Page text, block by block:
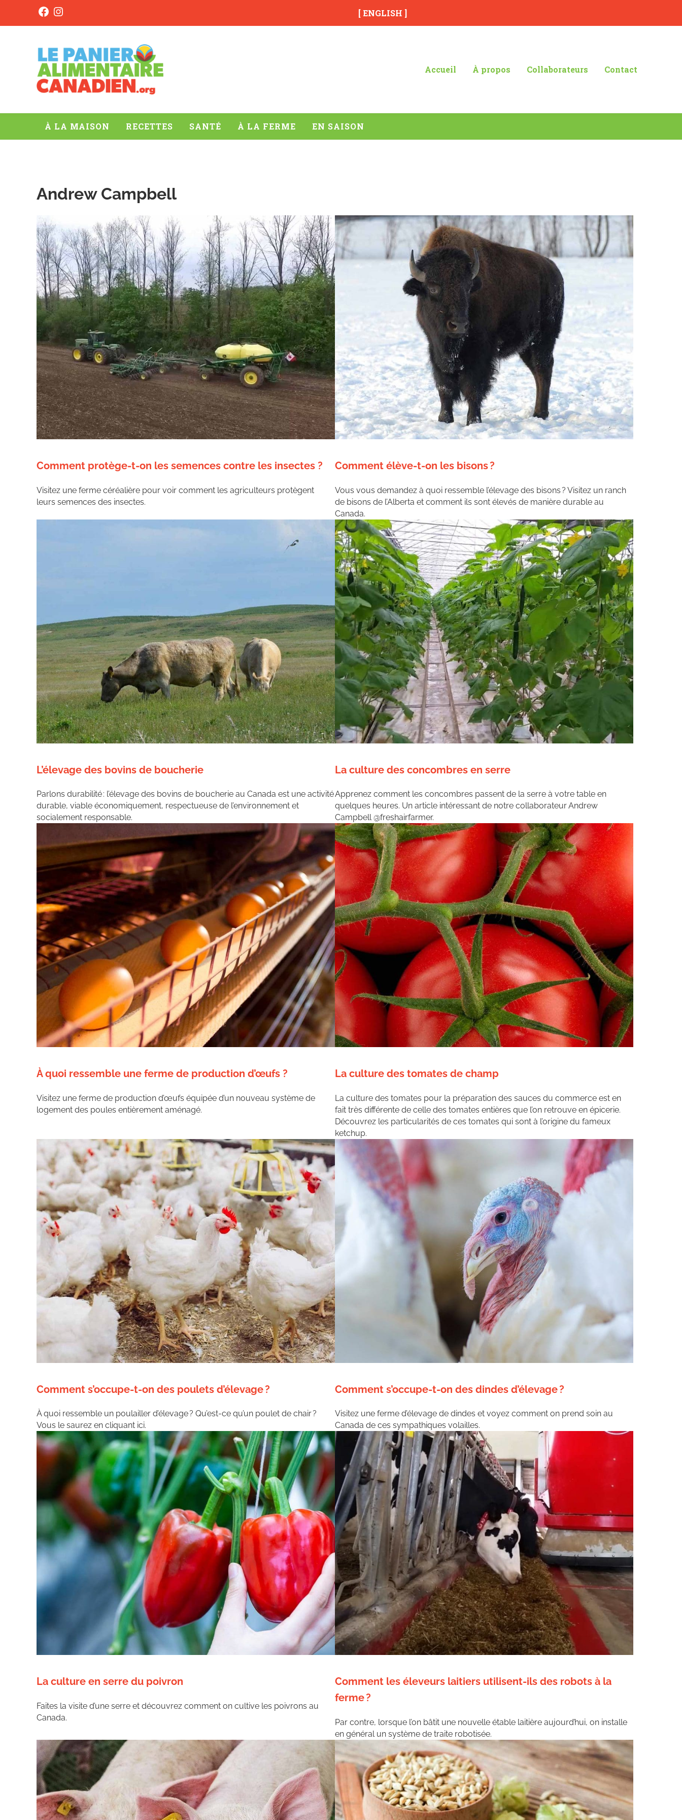
Skip to main content
Skip to header right navigation
Skip to after header navigation
Skip to site footer
Facebook
Instagram [ ENGLISH ]
Accueil À propos Collaborateurs Contact
À LA MAISON RECETTES SANTÉ À LA FERME EN SAISON
Andrew Campbell
Comment protège-t-on les semences contre les insectes ?
Visitez une ferme céréalière pour voir comment les agriculteurs protègent
leurs semences des insectes.
Comment élève-t-on les bisons ?
Vous vous demandez à quoi ressemble l’élevage des bisons ? Visitez un ranch
de bisons de l’Alberta et comment ils sont élevés de manière durable au
Canada.
L’élevage des bovins de boucherie
Parlons durabilité : l’élevage des bovins de boucherie au Canada est une activité
durable, viable économiquement, respectueuse de l’environnement et
socialement responsable.
La culture des concombres en serre
Apprenez comment les concombres passent de la serre à votre table en
quelques heures. Un article intéressant de notre collaborateur Andrew
Campbell @freshairfarmer.
À quoi ressemble une ferme de production d’œufs ?
Visitez une ferme de production d’œufs équipée d’un nouveau système de
logement des poules entièrement aménagé.
La culture des tomates de champ
La culture des tomates pour la préparation des sauces du commerce est en
fait très différente de celle des tomates entières que l’on retrouve en épicerie.
Découvrez les particularités de ces tomates qui sont à l’origine du fameux
ketchup.
Comment s’occupe-t-on des poulets d’élevage ?
À quoi ressemble un poulailler d’élevage ? Qu’est-ce qu’un poulet de chair ?
Vous le saurez en cliquant ici.
Comment s’occupe-t-on des dindes d’élevage ?
Visitez une ferme d’élevage de dindes et voyez comment on prend soin au
Canada de ces sympathiques volailles.
La culture en serre du poivron
Faites la visite d’une serre et découvrez comment on cultive les poivrons au
Canada.
Comment les éleveurs laitiers utilisent-ils des robots à la
ferme ?
Par contre, lorsque l’on bâtit une nouvelle étable laitière aujourd’hui, on installe
en général un système de traite robotisée.